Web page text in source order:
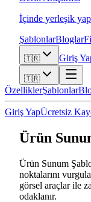
İçinde yerleşik
ŞablonlarBloglar
🇹🇷 Giriş
🇹🇷
ÖzelliklerŞablonlar
Giriş YapÜcretsiz
Ürün
Ürün Sunum
noktalarını
görsel araçlar ile
odaklanır.